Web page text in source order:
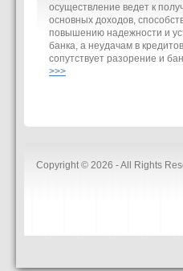
осуществление ведет к
основных доходов,
повышению надежности и
банка, а неудачам в
сопутствует разорение и
>>>
Copyright © 2026 - All Rights